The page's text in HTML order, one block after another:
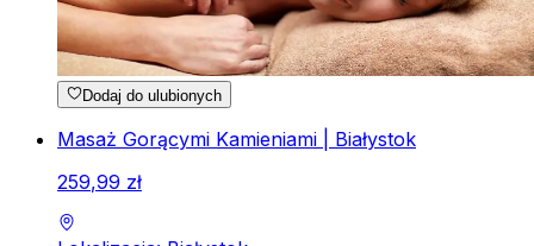
Dodaj do ulubionych
Masaż Gorącymi Kamieniami | Białystok
259,99 zł